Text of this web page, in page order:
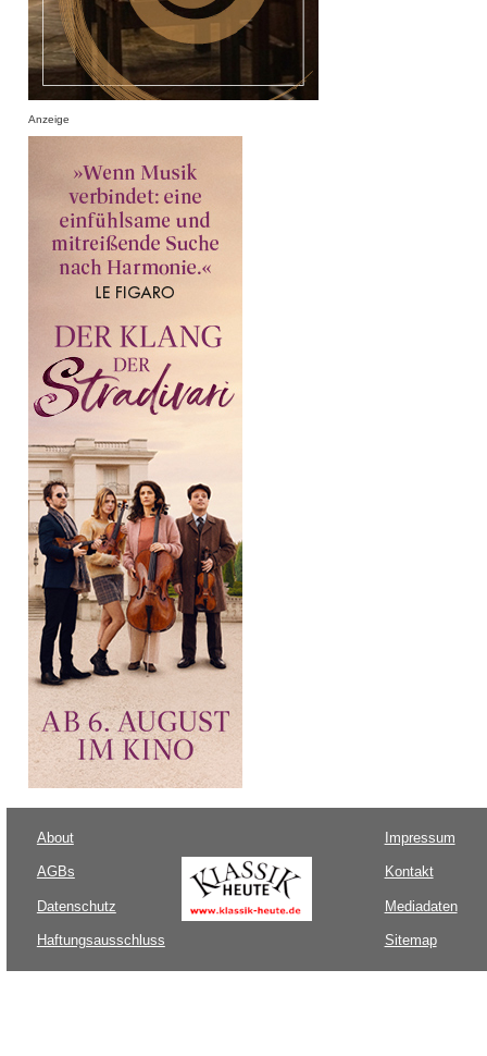
Anzeige
About
AGBs
Datenschutz
Haftungsausschluss
Impressum
Kontakt
Mediadaten
Sitemap